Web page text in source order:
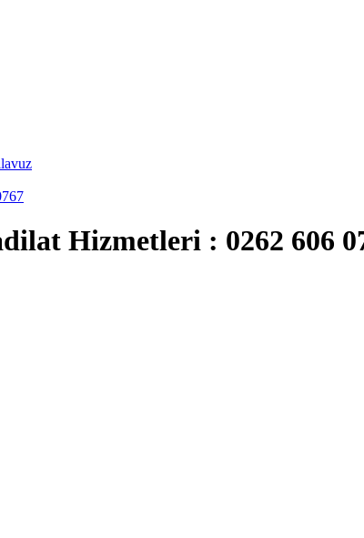
Hizmetleri : 0262 606